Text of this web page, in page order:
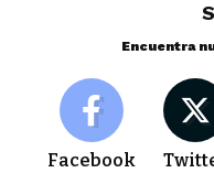
Encuentra
Facebook